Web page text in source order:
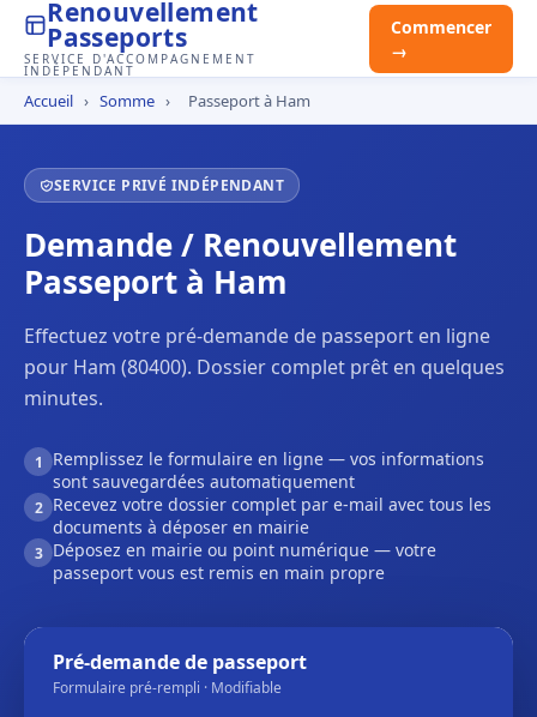
Renouvellement
Passeports
SERVICE D'ACCOMPAGNEMENT
INDÉPENDANT
Commencer
→
Accueil › Somme › Passeport à Ham
SERVICE PRIVÉ INDÉPENDANT
Demande / Renouvellement
Passeport à Ham
Effectuez votre pré-demande de passeport en ligne
pour Ham (80400). Dossier complet prêt en quelques
minutes.
1
Remplissez le formulaire en ligne — vos informations
sont sauvegardées automatiquement
2 Recevez votre dossier complet par e-mail avec tous les
documents à déposer en mairie
3 Déposez en mairie ou point numérique — votre
passeport vous est remis en main propre
Pré-demande de passeport
Formulaire pré-rempli · Modifiable